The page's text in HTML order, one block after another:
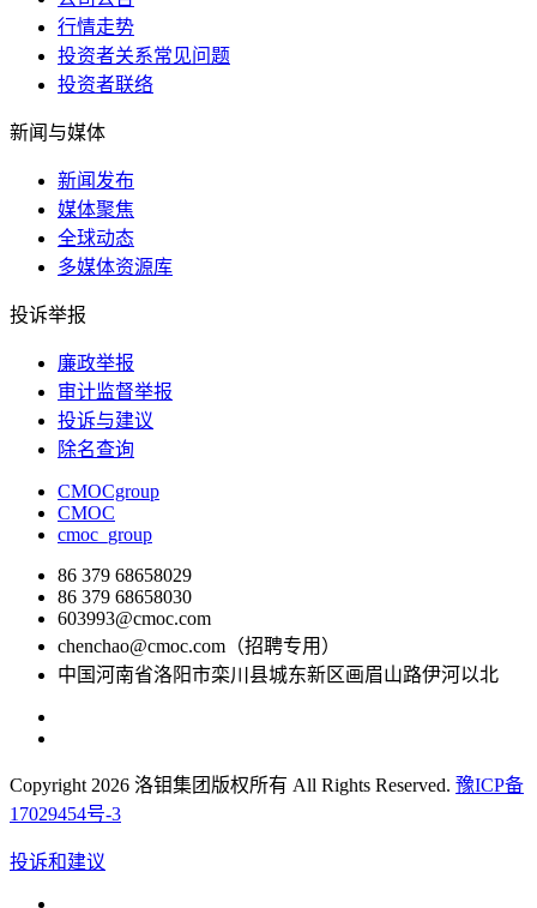
行情走势
投资者关系常见问题
投资者联络
新闻与媒体
新闻发布
媒体聚焦
全球动态
多媒体资源库
投诉举报
廉政举报
审计监督举报
投诉与建议
除名查询
CMOCgroup
CMOC
cmoc_group
86 379 68658029
86 379 68658030
603993@cmoc.com
chenchao@cmoc.com（招聘专用）
中国河南省洛阳市栾川县城东新区画眉山路伊河以北
Copyright 2026 洛钼集团版权所有 All Rights Reserved. 豫ICP备
17029454号-3
投诉和建议